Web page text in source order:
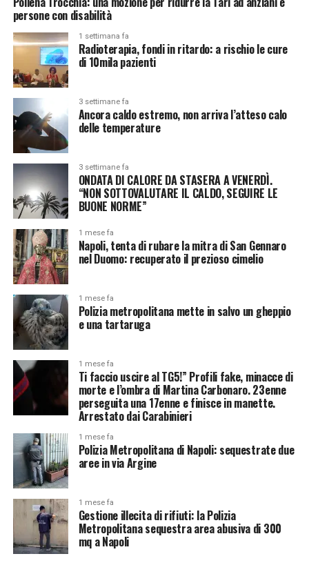
persone con disabilità
1 settimana fa
Radioterapia, fondi in ritardo: a rischio le cure
di 10mila pazienti
3 settimane fa
Ancora caldo estremo, non arriva l’atteso calo
delle temperature
3 settimane fa
ONDATA DI CALORE DA STASERA A VENERDÌ.
“NON SOTTOVALUTARE IL CALDO, SEGUIRE LE
BUONE NORME”
1 mese fa
Napoli, tenta di rubare la mitra di San Gennaro
nel Duomo: recuperato il prezioso cimelio
1 mese fa
Polizia metropolitana mette in salvo un gheppio
e una tartaruga
1 mese fa
Ti faccio uscire al TG5!” Profili fake, minacce di
morte e l’ombra di Martina Carbonaro. 23enne
perseguita una 17enne e finisce in manette.
Arrestato dai Carabinieri
1 mese fa
Polizia Metropolitana di Napoli: sequestrate due
aree in via Argine
1 mese fa
Gestione illecita di rifiuti: la Polizia
Metropolitana sequestra area abusiva di 300
mq a Napoli